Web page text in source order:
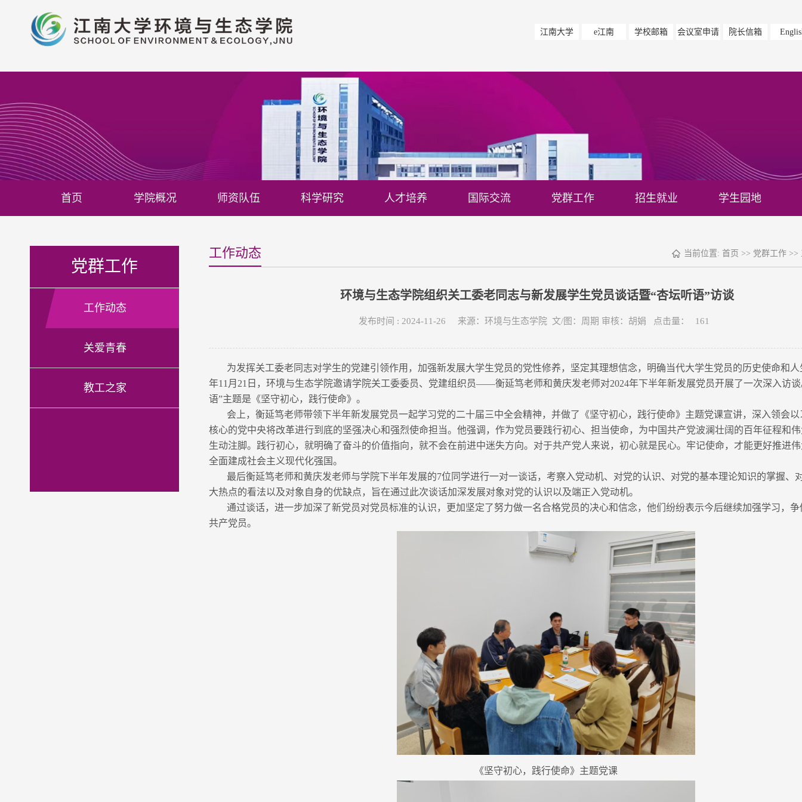
江南大学 e江南 学校邮箱 会议室申请 院长信箱
首页 学院概况 师资队伍 科学研究 人才培养 国际交流 党群工作 招生就业 学生园地
党群工作
工作动态
关爱青春
教工之家
当前位置: 首页 >> 党群工作 >>
工作动态
环境与生态学院组织关工委老同志与新发展学生党员谈话暨“杏坛听语”访谈
发布时间 : 2024-11-26 来源：环境与生态学院 文/图：周期 审核：胡娟 点击量： 161
为发挥关工委老同志对学生的党建引领作用，加强新发展大学生党员的党性修养，坚定其理想信念，明确当代大学生党员的历史使命和人
年11月21日，环境与生态学院邀请学院关工委委员、党建组织员——衡延笃老师和黄庆发老师对2024年下半年新发展党员开展了一次深入访
语”主题是《坚守初心，践行使命》。
会上，衡延笃老师带领下半年新发展党员一起学习党的二十届三中全会精神，并做了《坚守初心，践行使命》主题党课宣讲，深入领会
核心的党中央将改革进行到底的坚强决心和强烈使命担当。他强调，作为党员要践行初心、担当使命，为中国共产党波澜壮阔的百年征程和
生动注脚。践行初心，就明确了奋斗的价值指向，就不会在前进中迷失方向。对于共产党人来说，初心就是民心。牢记使命，才能更好推进
全面建成社会主义现代化强国。
最后衡延笃老师和黄庆发老师与学院下半年发展的7位同学进行一对一谈话，考察入党动机、对党的认识、对党的基本理论知识的掌握、
大热点的看法以及对象自身的优缺点，旨在通过此次谈话加深发展对象对党的认识以及端正入党动机。
通过谈话，进一步加深了新党员对党员标准的认识，更加坚定了努力做一名合格党员的决心和信念，他们纷纷表示今后继续加强学习，
共产党员。
《坚守初心，践行使命》主题党课